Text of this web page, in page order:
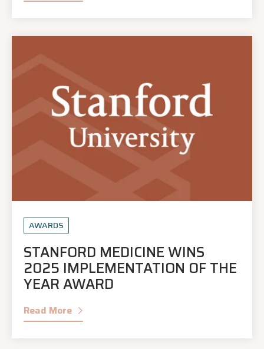
AWARDS
STANFORD MEDICINE WINS
2025 IMPLEMENTATION OF THE
YEAR AWARD
Read More